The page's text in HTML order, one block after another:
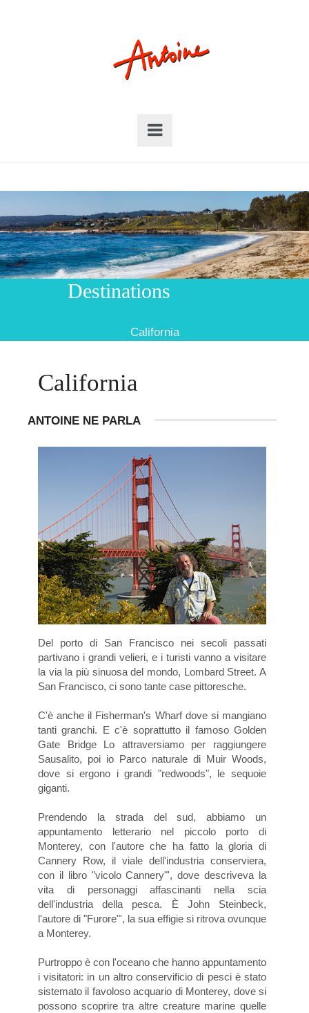
Destinations
California
California
ANTOINE NE PARLA
Del porto di San Francisco nei secoli passati
partivano i grandi velieri, e i turisti vanno a visitare
la via la più sinuosa del mondo, Lombard Street. A
San Francisco, ci sono tante case pittoresche.
C'è anche il Fisherman's Wharf dove si mangiano
tanti granchi. E c'è soprattutto il famoso Golden
Gate Bridge Lo attraversiamo per raggiungere
Sausalito, poi io Parco naturale di Muir Woods,
dove si ergono i grandi "redwoods", le sequoie
giganti.
Prendendo la strada del sud, abbiamo un
appuntamento letterario nel piccolo porto di
Monterey, con l'autore che ha fatto la gloria di
Cannery Row, il viale dell'industria conserviera,
con il libro "vicolo Cannery"', dove descriveva la
vita di personaggi affascinanti nella scia
dell'industria della pesca. È John Steinbeck,
l'autore di "Furore"', la sua effigie si ritrova ovunque
a Monterey.
Purtroppo è con l'oceano che hanno appuntamento
i visitatori: in un altro conservificio di pesci è stato
sistemato il favoloso acquario di Monterey, dove si
possono scoprire tra altre creature marine quelle